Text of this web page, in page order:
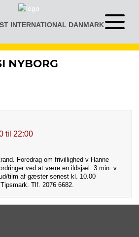
INTERNATIONAL DANMARKÅben
menu
NYBORG
til 22:00
Foredrag om frivillighed v Hanne
ved at være en ildsjæl. 3 min. v
tilm af gæster senest kl. 10.00
Tlf. 2076 6682.